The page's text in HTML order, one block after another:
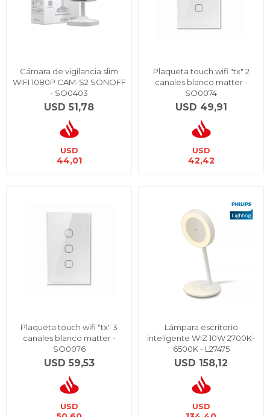
Cámara de vigilancia slim
WIFI 1080P CAM-S2 SONOFF
- SO0403
USD 51,78
USD
44,01
Plaqueta touch wifi "tx" 2
canales blanco matter -
SO0074
USD 49,91
USD
42,42
Plaqueta touch wifi "tx" 3
canales blanco matter -
SO0076
USD 59,53
USD
Lámpara escritorio
inteligente WIZ 10W 2700K-
6500K - L27475
USD 158,12
USD